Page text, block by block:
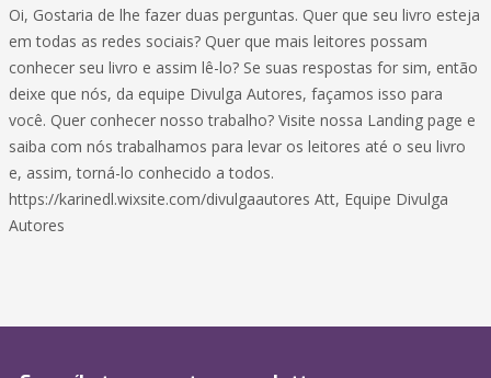
Oi, Gostaria de lhe fazer duas perguntas. Quer que seu livro esteja
em todas as redes sociais? Quer que mais leitores possam
conhecer seu livro e assim lê-lo? Se suas respostas for sim, então
deixe que nós, da equipe Divulga Autores, façamos isso para
você. Quer conhecer nosso trabalho? Visite nossa Landing page e
saiba com nós trabalhamos para levar os leitores até o seu livro
e, assim, torná-lo conhecido a todos.
https://karinedl.wixsite.com/divulgaautores Att, Equipe Divulga
Autores